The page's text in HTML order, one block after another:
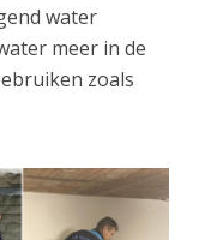
water
meer in de
zoals